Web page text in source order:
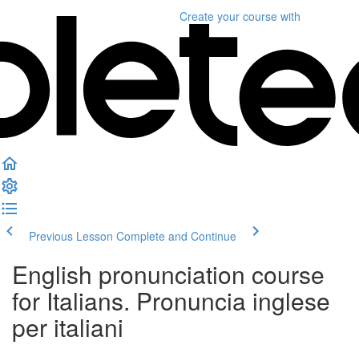
Create your course with
Previous Lesson Complete and Continue
English pronunciation course
for Italians. Pronuncia inglese
per italiani